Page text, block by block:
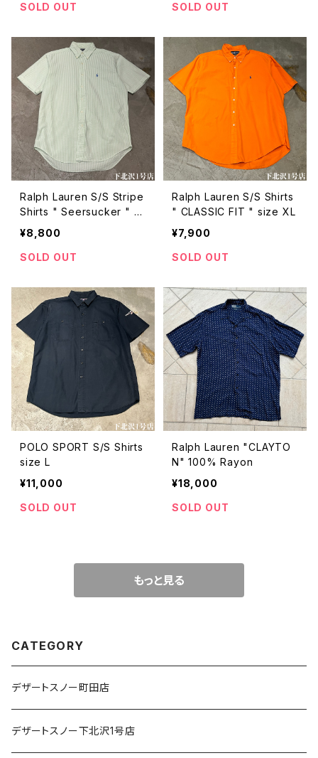
SOLD OUT
SOLD OUT
Ralph Lauren S/S Stripe
Shirts " Seersucker " si
ze L
¥8,800
SOLD OUT
Ralph Lauren S/S Shirts
" CLASSIC FIT " size XL
¥7,900
SOLD OUT
POLO SPORT S/S Shirts
size L
¥11,000
SOLD OUT
Ralph Lauren "CLAYTO
N" 100% Rayon
¥18,000
SOLD OUT
もっと見る
CATEGORY
デザートスノー町田店
デザートスノー下北沢1号店